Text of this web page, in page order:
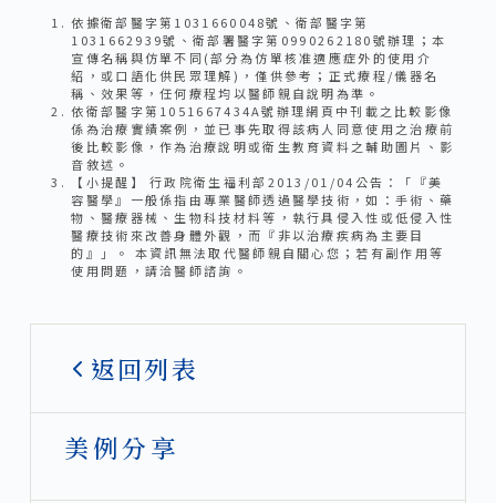
返回列表
美例分享
依據衛部醫字第1031660048號、衛部醫字第
1031662939號、衛部署醫字第0990262180號辦理；本
宣傳名稱與仿單不同(部分為仿單核准適應症外的使用介
紹，或口語化供民眾理解)，僅供參考；正式療程/儀器名
稱、效果等，任何療程均以醫師親自說明為準。
依衛部醫字第1051667434A號辦理網頁中刊載之比較影像
係為治療實績案例，並已事先取得該病人同意使用之治療前
後比較影像，作為治療說明或衛生教育資料之輔助圖片、影
音敘述。
【小提醒】 行政院衛生福利部2013/01/04公告：「『美
容醫學』一般係指由專業醫師透過醫學技術，如：手術、藥
物、醫療器械、生物科技材料等，執行具侵入性或低侵入性
醫療技術來改善身體外觀，而『非以治療疾病為主要目
的』」。 本資訊無法取代醫師親自關心您；若有副作用等
使用問題，請洽醫師諮詢。